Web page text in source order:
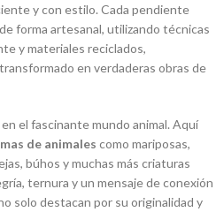
y con estilo. Cada pendiente
forma artesanal, utilizando técnicas
y materiales reciclados,
en verdaderas obras de
el fascinante mundo animal. Aquí
de animales como mariposas,
búhos y muchas más criaturas
ternura y un mensaje de conexión
solo destacan por su originalidad y